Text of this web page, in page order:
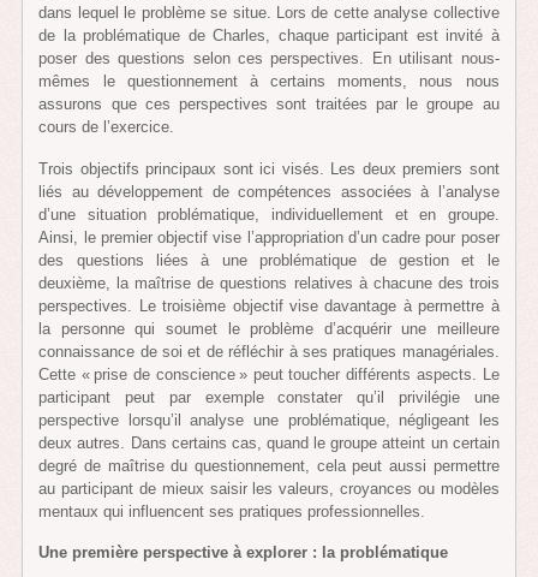
dans lequel le problème se situe. Lors de cette analyse collective
de la problématique de Charles, chaque participant est invité à
poser des questions selon ces perspectives. En utilisant nous-
mêmes le questionnement à certains moments, nous nous
assurons que ces perspectives sont traitées par le groupe au
cours de l’exercice.
Trois objectifs principaux sont ici visés. Les deux premiers sont
liés au développement de compétences associées à l’analyse
d’une situation problématique, individuellement et en groupe.
Ainsi, le premier objectif vise l’appropriation d’un cadre pour poser
des questions liées à une problématique de gestion et le
deuxième, la maîtrise de questions relatives à chacune des trois
perspectives. Le troisième objectif vise davantage à permettre à
la personne qui soumet le problème d’acquérir une meilleure
connaissance de soi et de réfléchir à ses pratiques managériales.
Cette « prise de conscience » peut toucher différents aspects. Le
participant peut par exemple constater qu’il privilégie une
perspective lorsqu’il analyse une problématique, négligeant les
deux autres. Dans certains cas, quand le groupe atteint un certain
degré de maîtrise du questionnement, cela peut aussi permettre
au participant de mieux saisir les valeurs, croyances ou modèles
mentaux qui influencent ses pratiques professionnelles.
Une première perspective à explorer : la problématique